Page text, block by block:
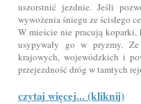
uszorstnić jezdnie. Jeśli
wywożenia śniegu ze ścisłego
W mieście nie pracują
usypywały go w pryzmy.
krajowych, wojewódzkich i
przejezdność dróg w tamtych
czytaj więcej... (kliknij)